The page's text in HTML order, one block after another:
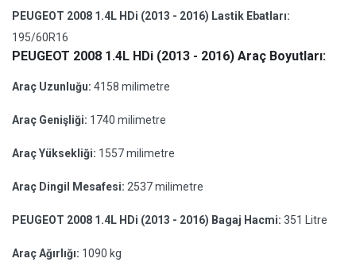
PEUGEOT 2008 1.4L HDi (2013 - 2016) Lastik Ebatları:
195/60R16
PEUGEOT 2008 1.4L HDi (2013 - 2016) Araç Boyutları:
Araç Uzunluğu: 4158 milimetre
Araç Genişliği: 1740 milimetre
Araç Yüksekliği: 1557 milimetre
Araç Dingil Mesafesi: 2537 milimetre
PEUGEOT 2008 1.4L HDi (2013 - 2016) Bagaj Hacmi: 351 Litre
Araç Ağırlığı: 1090 kg